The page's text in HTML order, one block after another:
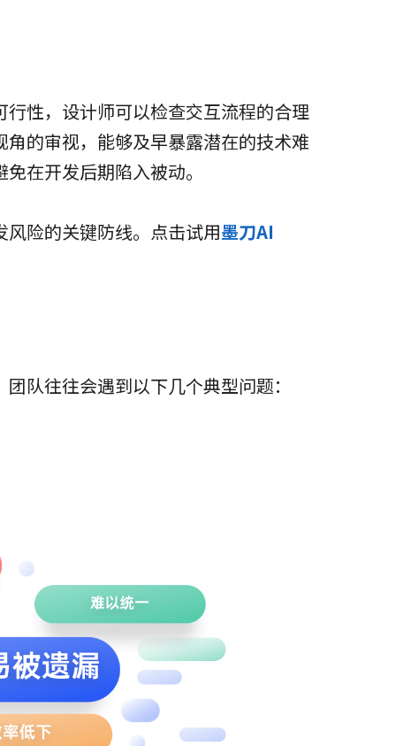
性，设计师可以检查交互流程的合理
的审视，能够及早暴露潜在的技术难
在开发后期陷入被动。
险的关键防线。点击试用墨刀AI
队往往会遇到以下几个典型问题：